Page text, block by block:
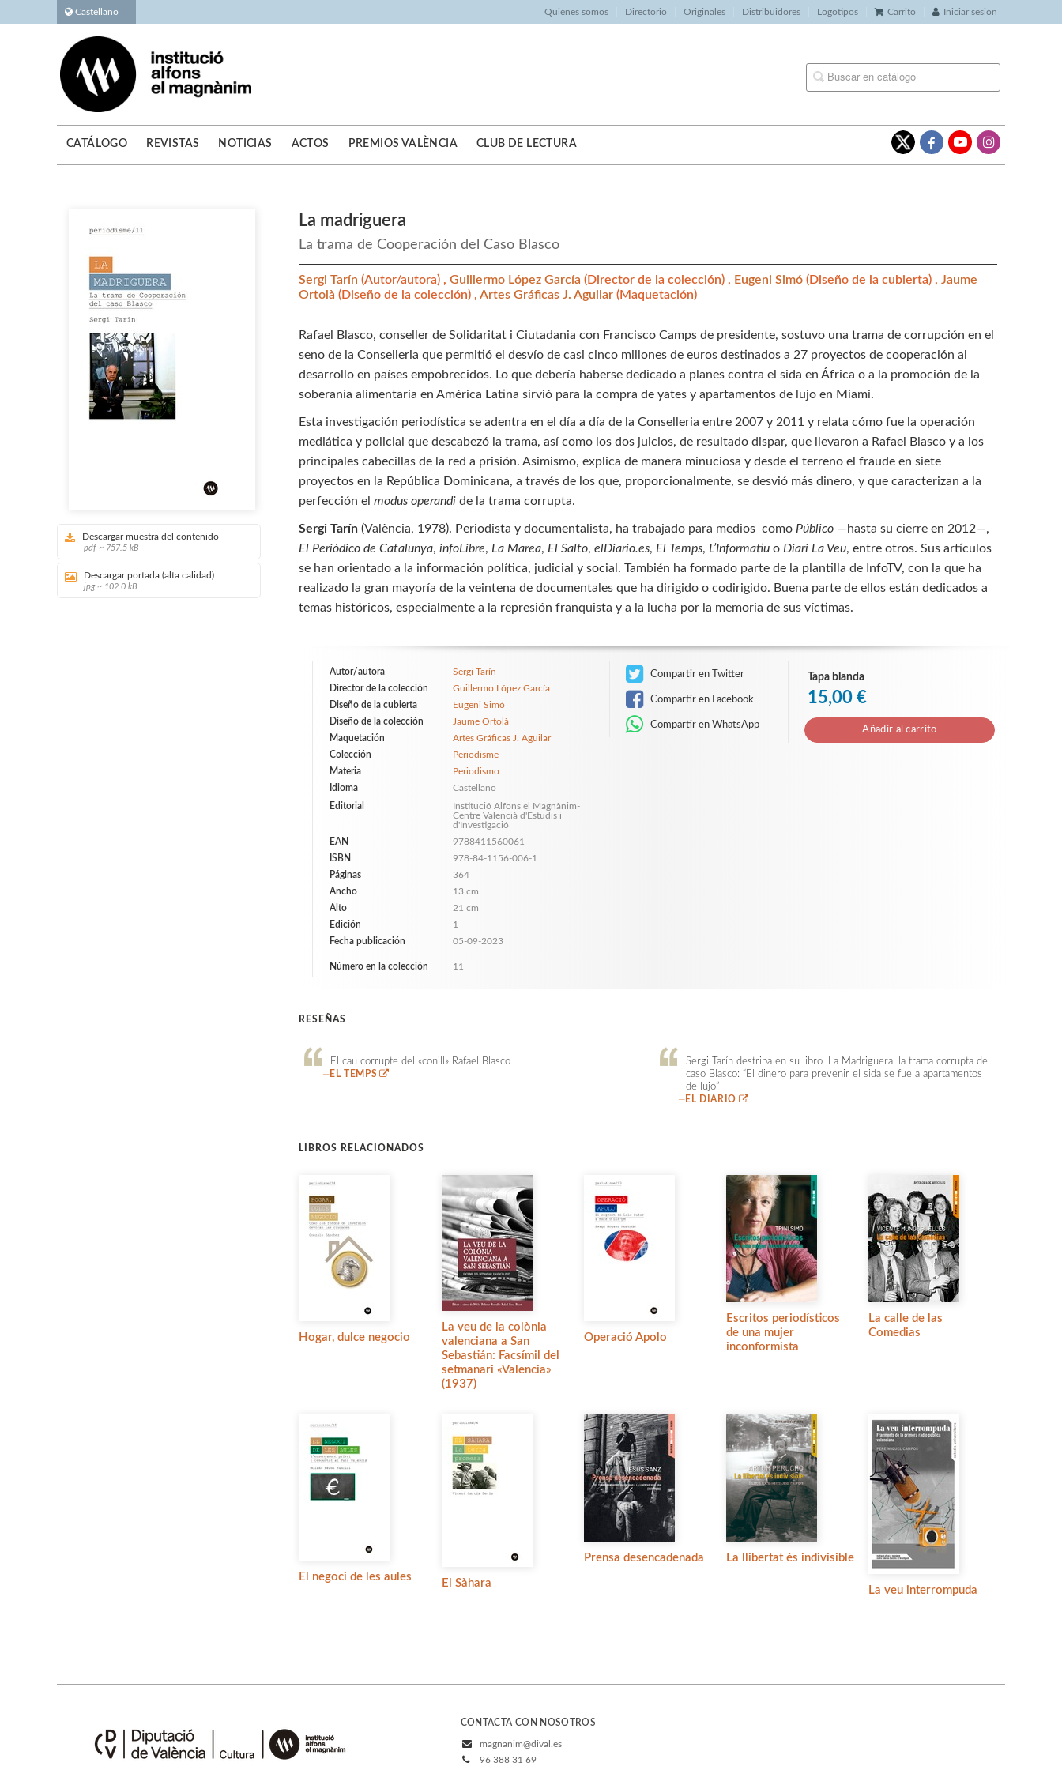
Castellano Quiénes somos Directorio Originales Distribuidores Logotipos Carrito Iniciar sesión
CATÁLOGO REVISTAS NOTICIAS ACTOS PREMIOS VALÈNCIA CLUB DE LECTURA
Descargar muestra del contenido
pdf ~ 757.5 kB
Descargar portada (alta calidad)
jpg ~ 102.0 kB
La madriguera
La trama de Cooperación del Caso Blasco
Sergi Tarín(Autor/autora) ,Guillermo López García(Director de la colección) , Eugeni Simó(Diseño de la cubierta) ,Jaume
Ortolà(Diseño de la colección) ,Artes Gráficas J. Aguilar(Maquetación)
Rafael Blasco, conseller de Solidaritat i Ciutadania con Francisco Camps de presidente, sostuvo una trama de corrupción en el
seno de la Conselleria que permitió el desvío de casi cinco millones de euros destinados a 27 proyectos de cooperación al
desarrollo en países empobrecidos. Lo que debería haberse dedicado a planes contra el sida en África o a la promoción de la
soberanía alimentaria en América Latina sirvió para la compra de yates y apartamentos de lujo en Miami.
Esta investigación periodística se adentra en el día a día de la Conselleria entre 2007 y 2011 y relata cómo fue la operación
mediática y policial que descabezó la trama, así como los dos juicios, de resultado dispar, que llevaron a Rafael Blasco y a los
principales cabecillas de la red a prisión. Asimismo, explica de manera minuciosa y desde el terreno el fraude en siete
proyectos en la República Dominicana, a través de los que, proporcionalmente, se desvió más dinero, y que caracterizan a la
perfección elmodus operandi de la trama corrupta.
Sergi Tarín (València, 1978). Periodista y documentalista, ha trabajado para medios como Público —hasta su cierre en 2012—,
El Periódico de Catalunya,infoLibre, La Marea, El Salto,elDiario.es, El Temps, L’Informatiu o Diari La Veu, entre otros. Sus artículos
se han orientado a la información política, judicial y social. También ha formado parte de la plantilla de InfoTV, con la que ha
realizado la gran mayoría de la veintena de documentales que ha dirigido o codirigido. Buena parte de ellos están dedicados a
temas históricos, especialmente a la represión franquista y a la lucha por la memoria de sus víctimas.
Autor/autora
Sergi Tarín
Director de la colección
Guillermo López García
Diseño de la cubierta
Eugeni Simó
Diseño de la colección
Jaume Ortolà
Maquetación
Artes Gráficas J. Aguilar
Colección
Periodisme
Materia
Periodismo
Idioma
Castellano
Editorial
Institució Alfons el Magnànim-
Centre Valencià d'Estudis i
d'Investigació
EAN
9788411560061
ISBN
978-84-1156-006-1
Páginas
364
Ancho
13 cm
Alto
21 cm
Edición
1
Fecha publicación
05-09-2023
Número en la colección 11
Compartir en Twitter
Compartir en Facebook
Compartir en WhatsApp
Tapa blanda
15,00 €
Añadir al carrito
RESEÑAS
El cau corrupte del «conill» Rafael Blasco
—EL TEMPS
Sergi Tarín destripa en su libro 'La Madriguera' la trama corrupta del
caso Blasco: “El dinero para prevenir el sida se fue a apartamentos
de lujo”
—EL DIARIO
LIBROS RELACIONADOS
Hogar, dulce negocio
La veu de la colònia
valenciana a San
Sebastián: Facsímil del
setmanari «Valencia»
(1937)
Operació Apolo
Escritos periodísticos
de una mujer
inconformista
La calle de las
Comedias
El negoci de les aules
El Sàhara
Prensa desencadenada La llibertat és indivisible
La veu interrompuda
CONTACTA CON NOSOTROS
magnanim@dival.es
96 388 31 69